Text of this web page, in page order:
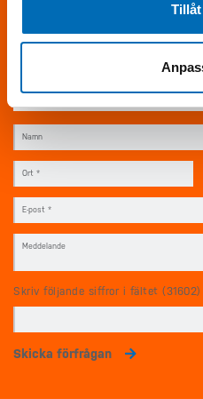
för att få mer
Skriv följande siffror i fältet (31602)
Skicka förfrågan